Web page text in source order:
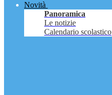
Novità
Panoramica
Le notizie
Calendario scolastico